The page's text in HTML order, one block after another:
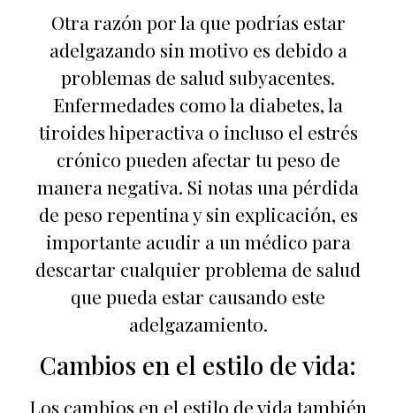
Otra razón por la que podrías estar
adelgazando sin motivo es debido a
problemas de salud subyacentes.
Enfermedades como la diabetes, la
tiroides hiperactiva o incluso el estrés
crónico pueden afectar tu peso de
manera negativa. Si notas una pérdida
de peso repentina y sin explicación, es
importante acudir a un médico para
descartar cualquier problema de salud
que pueda estar causando este
adelgazamiento.
Cambios en el estilo de vida:
Los cambios en el estilo de vida también